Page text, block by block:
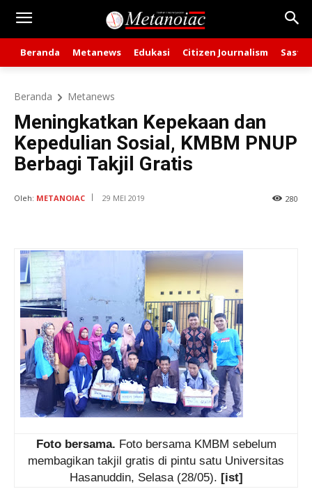
Beranda Metanews Edukasi Citizen Journalism Sastra
Beranda Metanews
Meningkatkan Kepekaan dan
Kepedulian Sosial, KMBM PNUP
Berbagi Takjil Gratis
280
Oleh: METANOIAC 29 MEI 2019
Foto bersama. Foto bersama KMBM sebelum
membagikan takjil gratis di pintu satu Universitas
Hasanuddin, Selasa (28/05). [ist]